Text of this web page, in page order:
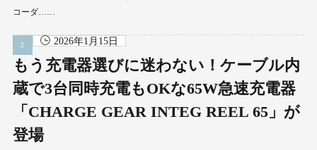
コーダ……
2026年1月15日
もう充電器選びに迷わない！ケーブル内
蔵で3台同時充電もOKな65W急速充電器
「CHARGE GEAR INTEG REEL 65」が
登場